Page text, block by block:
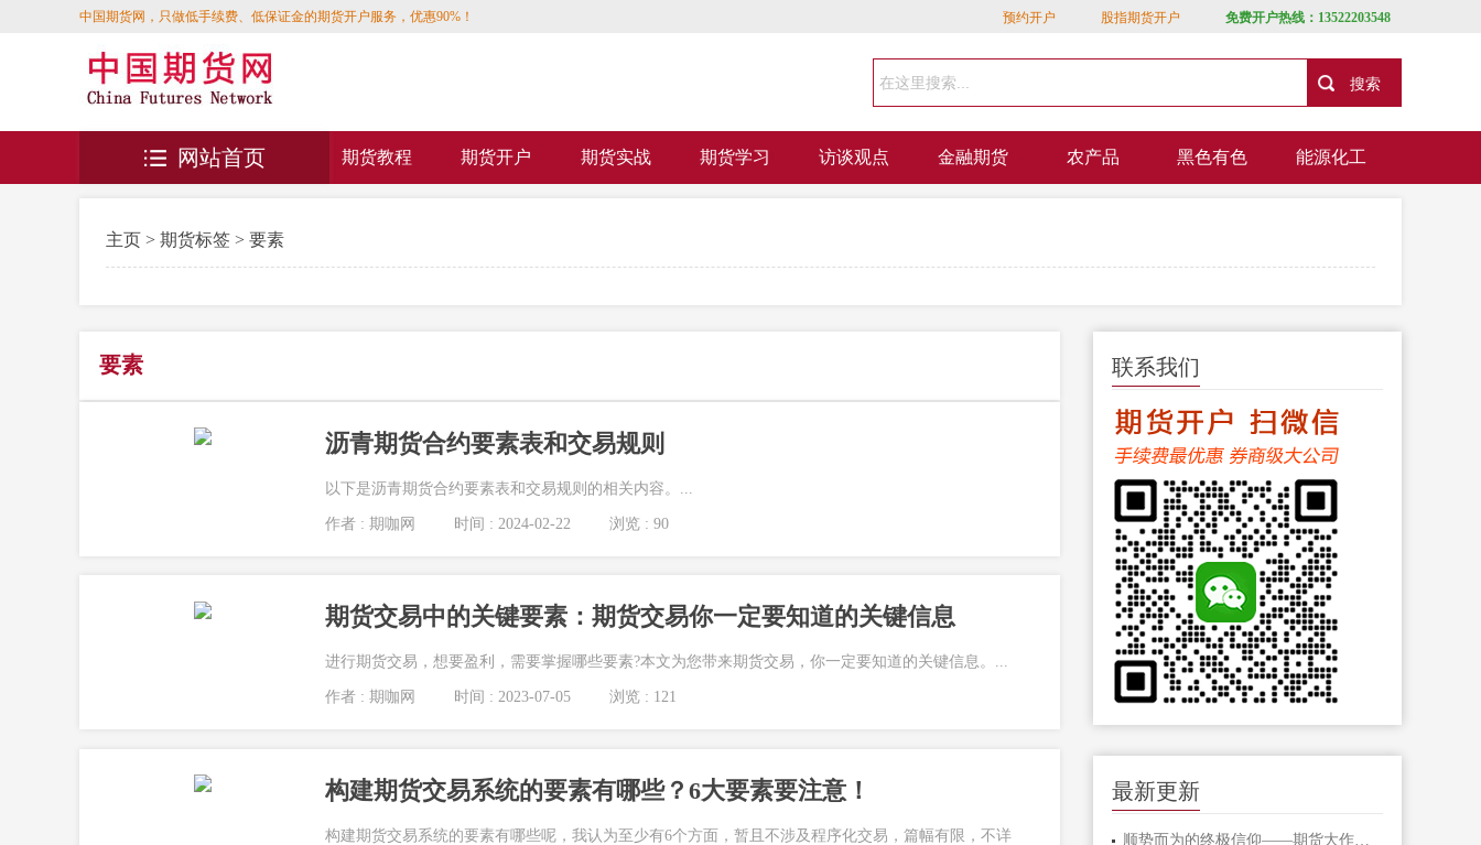
中国期货网，只做低手续费、低保证金的期货开户服务，优惠90%！ 预约开户 股指期货开户 免费开户热线：13522203548
期货教程 期货开户 期货实战 期货学习 访谈观点 金融期货 农产品 黑色有色 能源化工
网站首页
主页 > 期货标签 > 要素
要素
沥青期货合约要素表和交易规则
以下是沥青期货合约要素表和交易规则的相关内容。...
作者 : 期咖网 时间 : 2024-02-22 浏览 : 90
期货交易中的关键要素：期货交易你一定要知道的关键信息
进行期货交易，想要盈利，需要掌握哪些要素?本文为您带来期货交易，你一定要知道的关键信息。...
作者 : 期咖网 时间 : 2023-07-05 浏览 : 121
构建期货交易系统的要素有哪些？6大要素要注意！
构建期货交易系统的要素有哪些呢，我认为至少有6个方面，暂且不涉及程序化交易，篇幅有限，不详
联系我们
最新更新
顺势而为的终极信仰——期货大作手的修